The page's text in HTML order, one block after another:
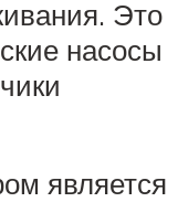
Это
насосы
является